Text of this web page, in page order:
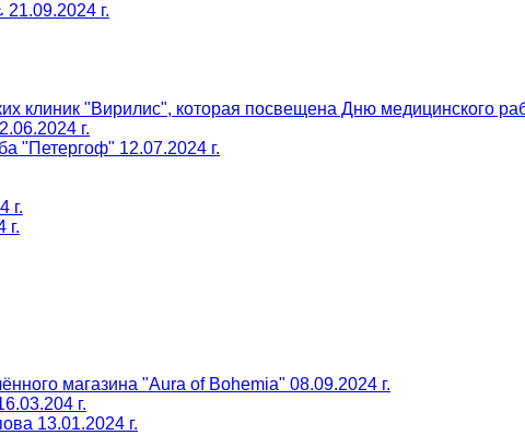
г.
клиник "Вирилис", которая посвещена Дню медицинского
г.
"Петергоф" 12.07.2024 г.
г.
г.
магазина "Aura of Bohemia" 08.09.2024 г.
г.
13.01.2024 г.
и получите скидку